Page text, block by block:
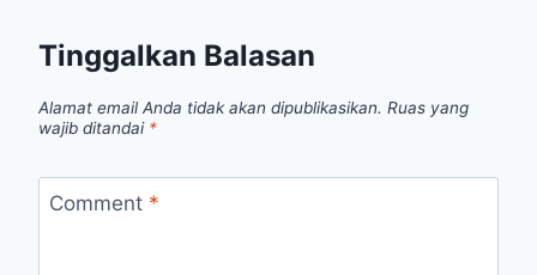
Tinggalkan Balasan
Alamat email Anda tidak akan dipublikasikan. Ruas yang
wajib ditandai *
Comment *